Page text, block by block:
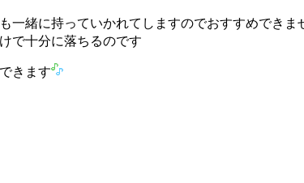
一緒に持っていかれてしますのでおすすめできま
で十分に落ちるのです
きます